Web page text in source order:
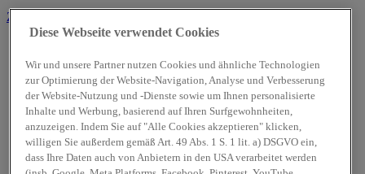
Zur Startseite
Diese Webseite verwendet Cookies
Wir und unsere Partner nutzen Cookies und ähnliche Technologien
zur Optimierung der Website-Navigation, Analyse und Verbesserung
der Website-Nutzung und -Dienste sowie um Ihnen personalisierte
Inhalte und Werbung, basierend auf Ihren Surfgewohnheiten,
anzuzeigen. Indem Sie auf "Alle Cookies akzeptieren" klicken,
willigen Sie außerdem gemäß Art. 49 Abs. 1 S. 1 lit. a) DSGVO ein,
dass Ihre Daten auch von Anbietern in den USA verarbeitet werden